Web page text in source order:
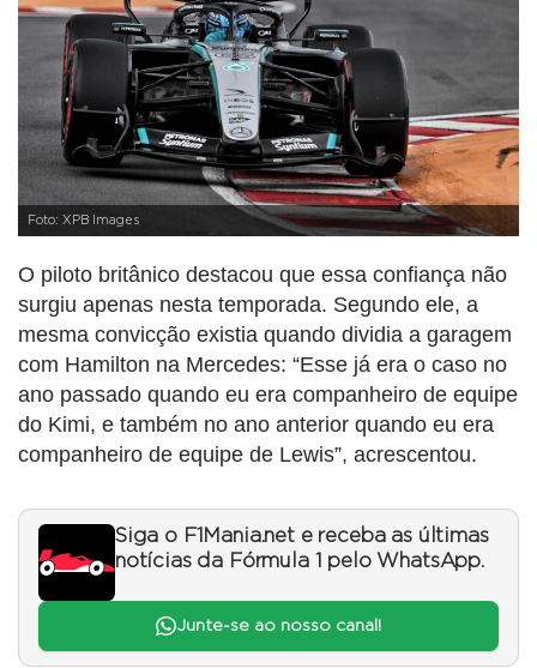
Foto: XPB Images
O piloto britânico destacou que essa confiança não
surgiu apenas nesta temporada. Segundo ele, a
mesma convicção existia quando dividia a garagem
com Hamilton na Mercedes: “Esse já era o caso no
ano passado quando eu era companheiro de equipe
do Kimi, e também no ano anterior quando eu era
companheiro de equipe de Lewis”, acrescentou.
Siga o F1Mania.net e receba as últimas
notícias da Fórmula 1 pelo WhatsApp.
Junte-se ao nosso canal!